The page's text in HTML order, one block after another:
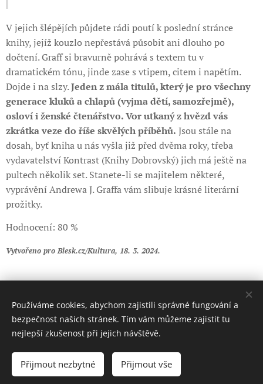
V jejich šlépějích půjdete rádi poutí k poslední stránce
knihy, jejíž kouzlo nepřestává působit ani dlouho po
dočtení. Graff si bravurně pohrává s textem tu v
dramatickém tónu, jinde zase s vtipem, citem i napětím.
Dojde i na slzy.Jeden z mála titulů, který je pro všechny
generace kluků a chlapů (vyjma dětí, samozřejmě),
osloví i ženské čtenářstvo. Vor utkaný z hvězd vás
zkrátka veze do říše skvělých příběhů. Jsou stále na
dosah, byť kniha u nás vyšla již před dvěma roky, třeba
vydavatelství Kontrast (Knihy Dobrovský) jich má ještě na
pultech několik set. Stanete-li se majitelem některé,
vyprávění Andrewa J. Graffa vám slibuje krásné literární
prožitky.
Hodnocení: 80 %
Vytvořeno pro Blesk.cz/Kultura, 18. 3. 2024.
© 2018 Ivan D. Hladík. Všechna práva vyhrazena.
Cookies
Používáme cookies, abychom zajistili správné fungování a
bezpečnost našich stránek. Tím vám můžeme zajistit tu
nejlepší zkušenost při jejich návštěvě.
Přijmout nezbytné Přijmout vše